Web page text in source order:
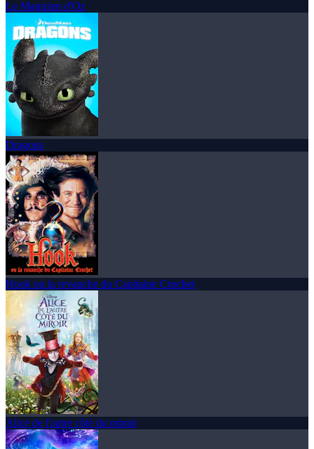
Le Magicien d'Oz
Dragons
Hook ou la revanche du Capitaine Crochet
Alice de l'autre côté du miroir